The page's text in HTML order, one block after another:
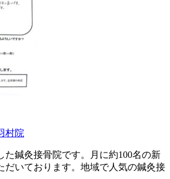
村院
た鍼灸接骨院です。月に約100名の新
だいております。地域で人気の鍼灸接